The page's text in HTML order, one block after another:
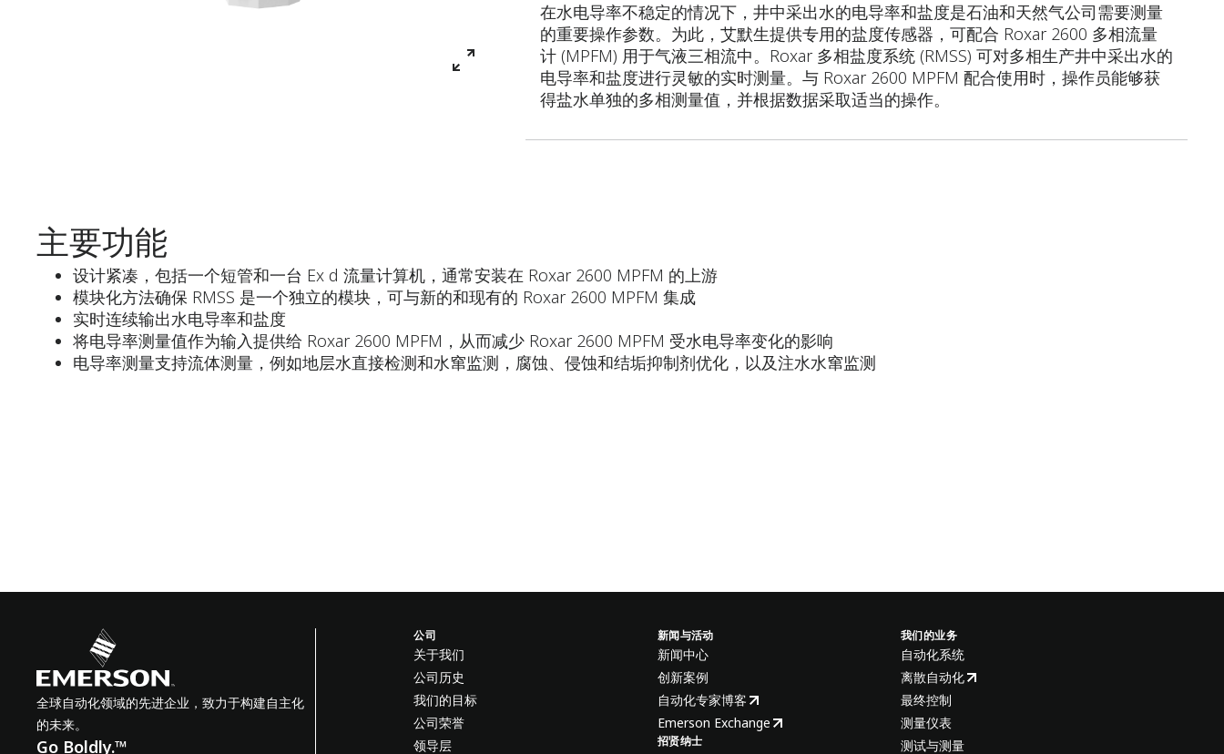
在水电导率不稳定的情况下，井中采出水的电导率和盐度是石油和天然气公司需要测量
的重要操作参数。为此，艾默生提供专用的盐度传感器，可配合 Roxar 2600 多相流量
计 (MPFM) 用于气液三相流中。Roxar 多相盐度系统 (RMSS) 可对多相生产井中采出水的
电导率和盐度进行灵敏的实时测量。与 Roxar 2600 MPFM 配合使用时，操作员能够获
得盐水单独的多相测量值，并根据数据采取适当的操作。
主要功能
设计紧凑，包括一个短管和一台 Ex d 流量计算机，通常安装在 Roxar 2600 MPFM 的上游
模块化方法确保 RMSS 是一个独立的模块，可与新的和现有的 Roxar 2600 MPFM 集成
实时连续输出水电导率和盐度
将电导率测量值作为输入提供给 Roxar 2600 MPFM，从而减少 Roxar 2600 MPFM 受水电导率变化的影响
电导率测量支持流体测量，例如地层水直接检测和水窜监测，腐蚀、侵蚀和结垢抑制剂优化，以及注水水窜监测
全球自动化领域的先进企业，致力于构建自主化
的未来。
Go Boldly.™
公司
关于我们
公司历史
我们的目标
公司荣誉
领导层
新闻与活动
新闻中心
创新案例
自动化专家博客
Emerson Exchange
招贤纳士
我们的业务
自动化系统
离散自动化
最终控制
测量仪表
测试与测量